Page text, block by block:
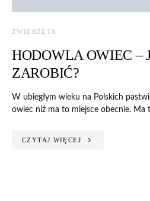
ZWIERZĘTA
HODOWLA OWIEC –
ZAROBIĆ?
W ubiegłym wieku na Polskich
owiec niż ma to miejsce obecnie. Ma
CZYTAJ WIĘCEJ